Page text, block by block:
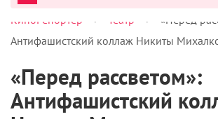
ВСЕ
КиноРепортер > Театр >
«Перед
Антифашистский коллаж Никиты
«Перед рассветом»:
Антифашистский